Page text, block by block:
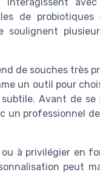
de probiotiques
soulignent
de souches très
un outil pour
Avant de se
un professionnel
ou à privilégier en
peut